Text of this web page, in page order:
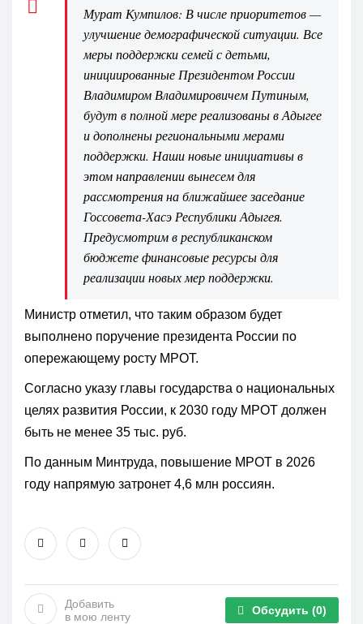
Мурат Кумпилов: В числе приоритетов —
улучшение демографической ситуации. Все
меры поддержки семей с детьми,
инициированные Президентом России
Владимиром Владимировичем Путиным,
будут в полной мере реализованы в Адыгее
и дополнены региональными мерами
поддержки. Наши новые инициативы в
этом направлении вынесем для
рассмотрения на ближайшее заседание
Госсовета-Хасэ Республики Адыгея.
Предусмотрим в республиканском
бюджете финансовые ресурсы для
реализации новых мер поддержки.
Министр отметил, что таким образом будет
выполнено поручение президента России по
опережающему росту МРОТ.
Согласно указу главы государства о национальных
целях развития России, к 2030 году МРОТ должен
быть не менее 35 тыс. руб.
По данным Минтруда, повышение МРОТ в 2026
году напрямую затронет 4,6 млн россиян.
Добавить
в мою ленту
Обсудить (0)